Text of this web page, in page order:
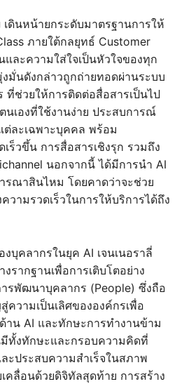
เดินหน้ายกระดับมาตรฐานการให้
ภายใต้กลยุทธ์ Customer
ละความใส่ใจเป็นหัวใจของทุก
มั่นดังกล่าวถูกถ่ายทอดผ่านระบบ
ที่ช่วยให้การติดต่อสื่อสารเป็นไป
นเองที่ใช้งานง่าย ประสบการณ์
ต่ละเฉพาะบุคคล พร้อม
ร็วขึ้น การสื่อสารเชิงรุก รวมถึง
นอกจากนี้ ได้มีการนำ AI
รณาสินไหม โดยคาดว่าจะช่วย
วามรวดเร็วในการให้บริการได้ถึง
บุคลากรในยุค AI เจนเนอราลี่
รากฐานเพื่อการเติบโตอย่าง
รพัฒนาบุคลากร (People) ซึ่งถือ
วามเป็นเลิศขององค์กรเพื่อ
น AI และทักษะการทำงานข้าม
ทั้งทักษะและกรอบความคิดที่
ะประสบความสำเร็จในสภาพ
คลื่อนด้วยดิจิทัลสุดท้าย การสร้าง